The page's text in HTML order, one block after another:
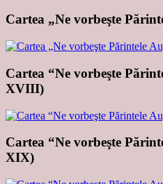
Cartea „Ne vorbeşte
Cartea “Ne vorbeşte
XVIII)
Cartea “Ne vorbeşte
XIX)